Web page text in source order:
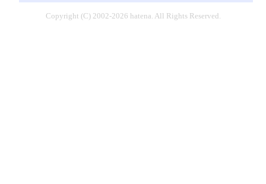
Copyright (C) 2002-2026 hatena. All Rights Reserved.